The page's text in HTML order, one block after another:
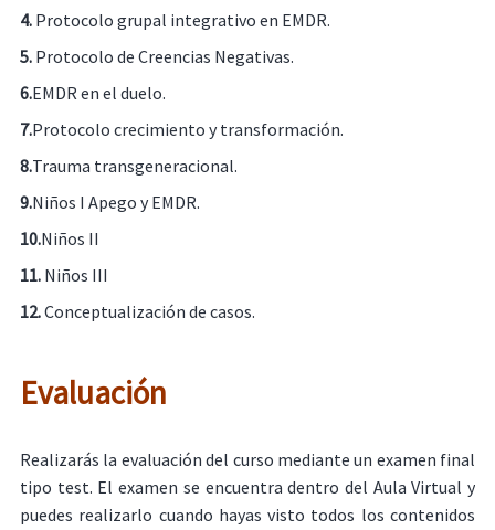
4.Protocolo grupal integrativo en EMDR.
5.Protocolo de Creencias Negativas.
6.EMDR en el duelo.
7.Protocolo crecimiento y transformación.
8.Trauma transgeneracional.
9.Niños I Apego y EMDR.
10.Niños II
11.Niños III
12.Conceptualización de casos.
Evaluación
Realizarás la evaluación del curso mediante un examen final
tipo test. El examen se encuentra dentro del Aula Virtual y
puedes realizarlo cuando hayas visto todos los contenidos